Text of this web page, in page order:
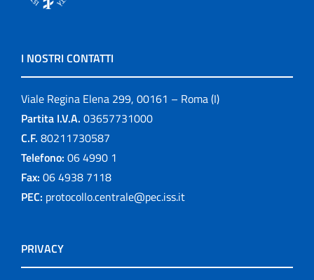
I NOSTRI CONTATTI
Viale Regina Elena 299, 00161 – Roma (I)
Partita I.V.A. 03657731000
C.F. 80211730587
Telefono: 06 4990 1
Fax: 06 4938 7118
PEC: protocollo.centrale@pec.iss.it
PRIVACY